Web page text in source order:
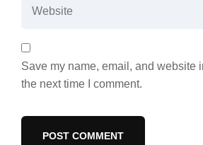
Save my name, email, and website
the next time I comment.